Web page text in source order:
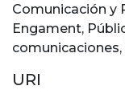
Comunicación y
Engament,
comunicaciones,
URI